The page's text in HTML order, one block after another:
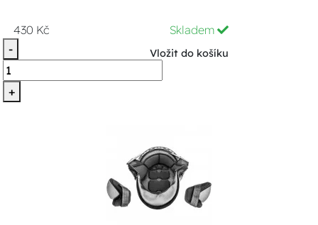
430 Kč
Skladem
-
+
Vložit do košíku